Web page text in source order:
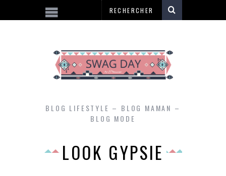
BLOG LIFESTYLE – BLOG MAMAN –
BLOG MODE
LOOK GYPSIE